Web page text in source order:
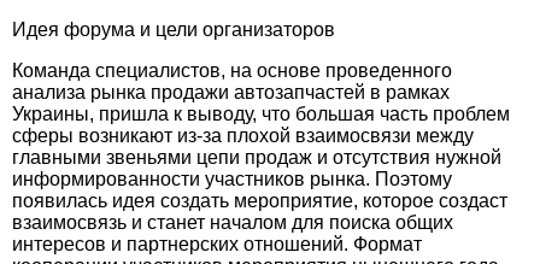
Идея форума и цели организаторов
Команда специалистов, на основе проведенного
анализа рынка продажи автозапчастей в рамках
Украины, пришла к выводу, что большая часть проблем
сферы возникают из-за плохой взаимосвязи между
главными звеньями цепи продаж и отсутствия нужной
информированности участников рынка. Поэтому
появилась идея создать мероприятие, которое создаст
взаимосвязь и станет началом для поиска общих
интересов и партнерских отношений. Формат